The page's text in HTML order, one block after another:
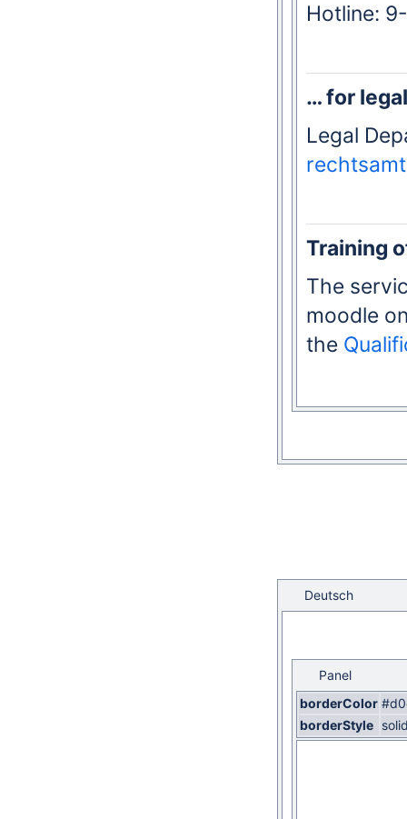
Hotline:
… for
Legal
Training
The
moodle
the
Deutsch
Panel
borderColor
borderStyle